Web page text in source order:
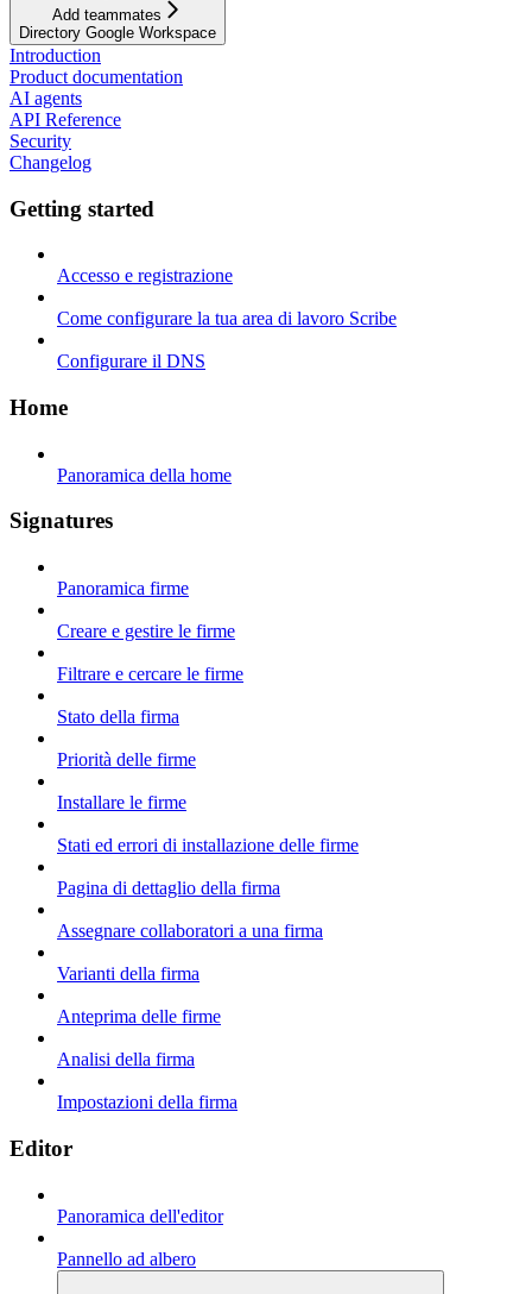
Add teammates
Directory Google Workspace
Introduction
Product documentation
AI agents
API Reference
Security
Changelog
Getting started
Accesso e registrazione
Come configurare la tua area di lavoro Scribe
Configurare il DNS
Home
Panoramica della home
Signatures
Panoramica firme
Creare e gestire le firme
Filtrare e cercare le firme
Stato della firma
Priorità delle firme
Installare le firme
Stati ed errori di installazione delle firme
Pagina di dettaglio della firma
Assegnare collaboratori a una firma
Varianti della firma
Anteprima delle firme
Analisi della firma
Impostazioni della firma
Editor
Panoramica dell'editor
Pannello ad albero